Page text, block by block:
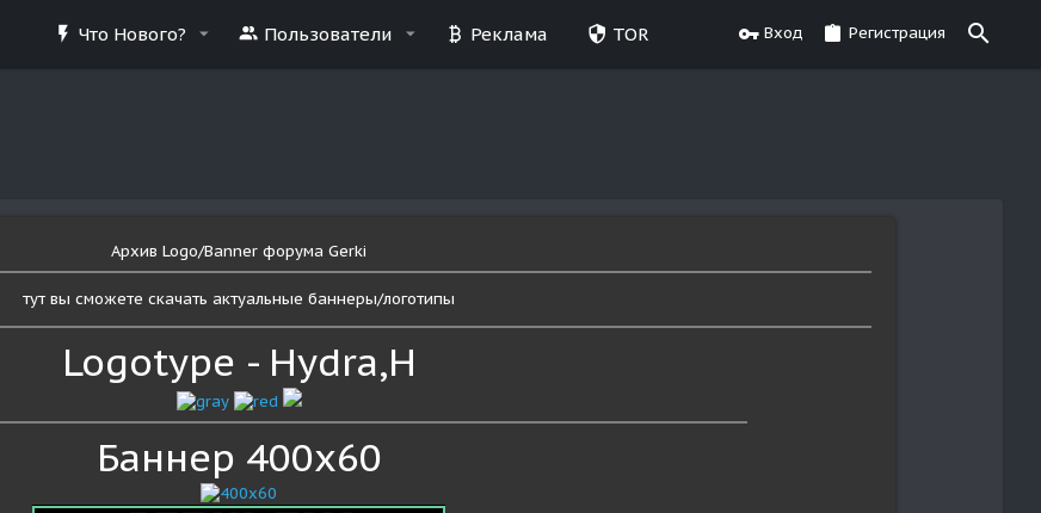
Что Нового? Пользователи Реклама TOR Вход Регистрация
Архив Logo/Banner форума Gerki
тут вы сможете скачать актуальные баннеры/логотипы
Logotype - Hydra,H
Баннер 400x60